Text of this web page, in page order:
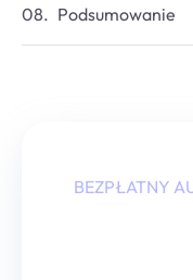
Podsumowanie
BEZPŁATNY